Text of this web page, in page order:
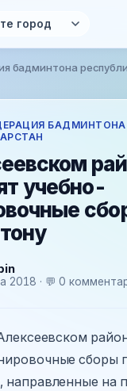
содержанию
бадминтона
БАДМИНТОНА
учебно-
2018 · 💬 0
сборы
направленные на